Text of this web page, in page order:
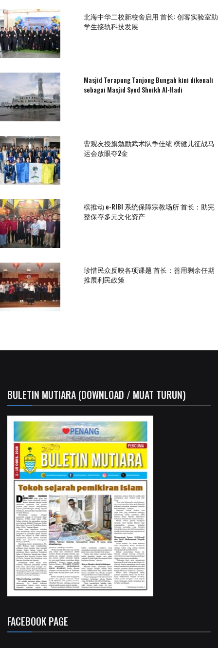
北海中华二校新校舍启用 首长: 创客实验室助
学生接轨科技发展
Masjid Terapung Tanjong Bungah kini dikenali
sebagai Masjid Syed Sheikh Al-Hadi
曹观友授旗勉励武术队争佳绩 槟健儿征战马
运会放眼夺2金
槟推动 e-RIBI 系统保障宗教场所 首长：助完
整保存多元文化资产
珍惜民众反映各项课题 首长：善用剩余任期
推展利民政策
BULETIN MUTIARA (DOWNLOAD / MUAT TURUN)
FACEBOOK PAGE